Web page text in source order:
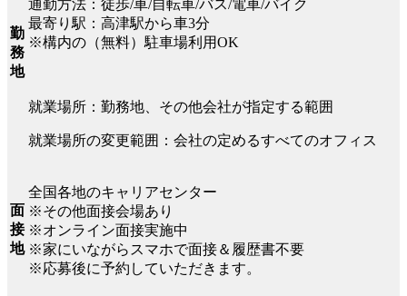
勤
務
地
通勤方法：徒歩/車/自転車/バス/電車/バイク
最寄り駅：高津駅から車3分
※構内の（無料）駐車場利用OK
就業場所：勤務地、その他会社が指定する範囲
就業場所の変更範囲：会社の定めるすべてのオフィス
面
接
地
全国各地のキャリアセンター
※その他面接会場あり
※オンライン面接実施中
※家にいながらスマホで面接＆履歴書不要
※応募後に予約していただきます。